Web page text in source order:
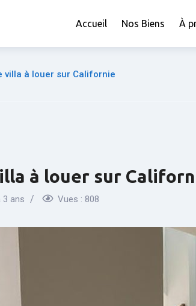
Accueil Nos Biens À
villa à louer sur Californie
à louer sur
3 ans Vues : 808